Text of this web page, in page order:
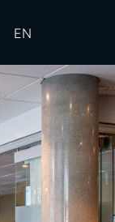
EN